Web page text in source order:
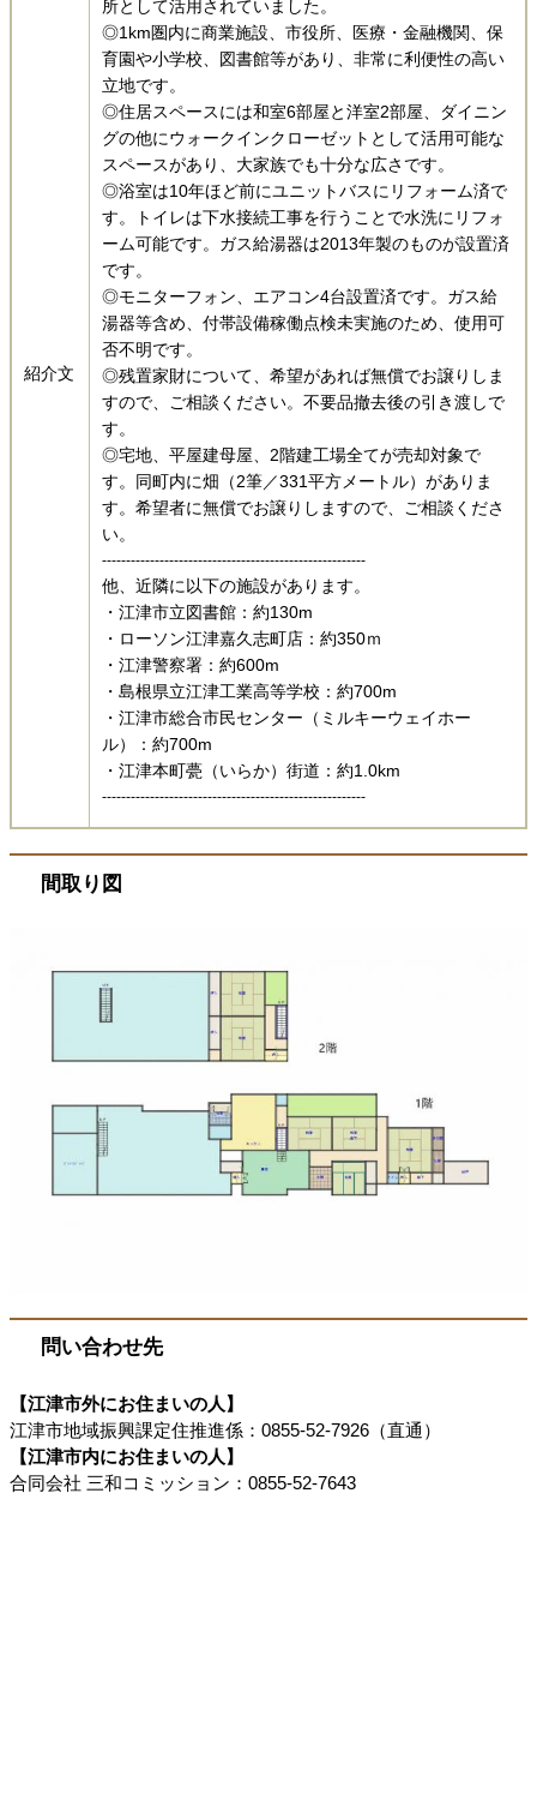
紹介文
所として活用されていました。
◎1km圏内に商業施設、市役所、医療・金融機関、保
育園や小学校、図書館等があり、非常に利便性の高い
立地です。
◎住居スペースには和室6部屋と洋室2部屋、ダイニン
グの他にウォークインクローゼットとして活用可能な
スペースがあり、大家族でも十分な広さです。
◎浴室は10年ほど前にユニットバスにリフォーム済で
す。トイレは下水接続工事を行うことで水洗にリフォ
ーム可能です。ガス給湯器は2013年製のものが設置済
です。
◎モニターフォン、エアコン4台設置済です。ガス給
湯器等含め、付帯設備稼働点検未実施のため、使用可
否不明です。
◎残置家財について、希望があれば無償でお譲りしま
すので、ご相談ください。不要品撤去後の引き渡しで
す。​
◎宅地、平屋建母屋、2階建工場全てが売却対象で
す。同町内に畑（2筆／331平方メートル）がありま
す。希望者に無償でお譲りしますので、ご相談くださ
い。
-------------------------------------------------------
他、近隣に以下の施設があります。
・江津市立図書館：約130m​​​​​
・ローソン江津嘉久志町店：約350ｍ
・江津警察署：約600m​​​
・島根県立江津工業高等学校：​​約700m​​​​
・江津市総合市民センター（ミルキーウェイホー
ル）：約700m​​​​​
・江津本町甍（いらか）街道：約1.0km​
-------------------------------------------------------​
間取り図
問い合わせ先
【江津市外にお住まいの人】
江津市地域振興課定住推進係：0855-52-7926（直通）
【江津市内にお住まいの人】
​合同会社 三和コミッション：0855-52-7643